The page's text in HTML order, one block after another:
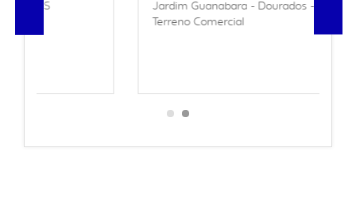
Jardim Guanabara - Dourados - MS